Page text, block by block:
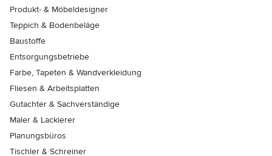
Produkt- & Möbeldesigner
Teppich & Bodenbeläge
Baustoffe
Entsorgungsbetriebe
Farbe, Tapeten & Wandverkleidung
Fliesen & Arbeitsplatten
Gutachter & Sachverständige
Maler & Lackierer
Planungsbüros
Tischler & Schreiner